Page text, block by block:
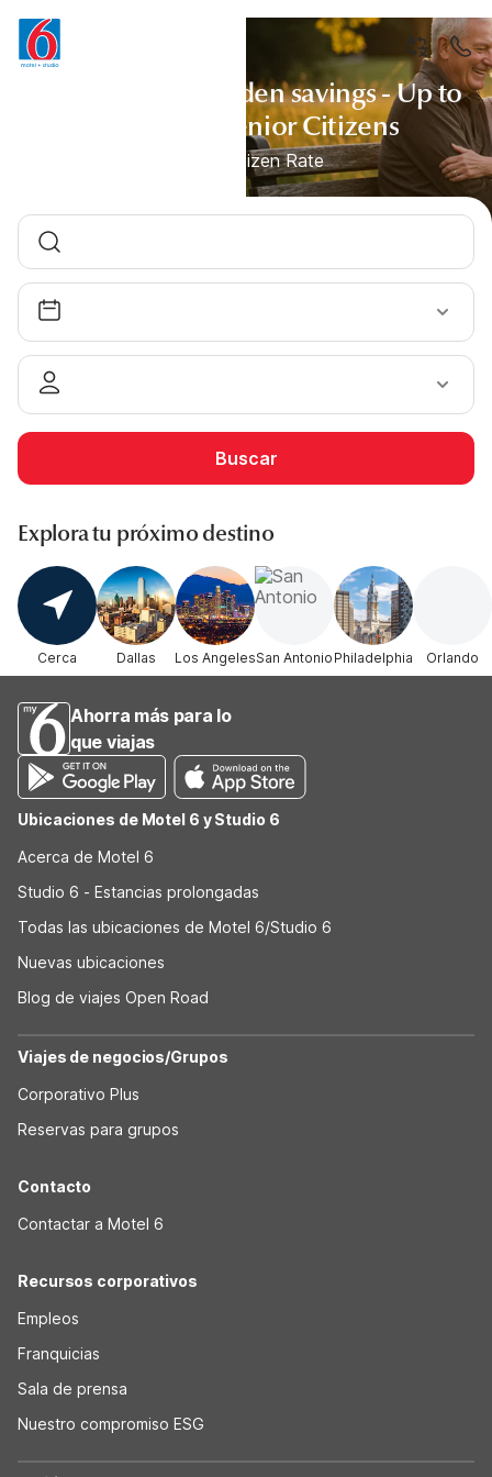
Golden years, golden savings - Up to
15% off for Senior Citizens
Senior Citizen Rate
Buscar
Explora tu próximo destino
Cerca Dallas Los AngelesSan Antonio Philadelphia Orlando
Ahorra más para lo
que viajas
Ubicaciones de Motel 6 y Studio 6
Acerca de Motel 6
Studio 6 - Estancias prolongadas
Todas las ubicaciones de Motel 6/Studio 6
Nuevas ubicaciones
Blog de viajes Open Road
Viajes de negocios/Grupos
Corporativo Plus
Reservas para grupos
Contacto
Contactar a Motel 6
Recursos corporativos
Empleos
Franquicias
Sala de prensa
Nuestro compromiso ESG